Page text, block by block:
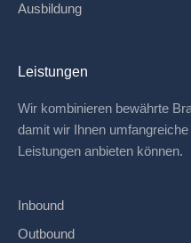
Ausbildung
Leistungen
Wir kombinieren bewährte
damit wir Ihnen
Leistungen anbieten können.
Inbound
Outbound